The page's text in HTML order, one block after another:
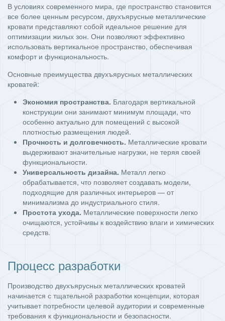
В условиях современного мира, где пространство становится
все более ценным ресурсом, двухъярусные металлические
кровати представляют собой идеальное решение для
оптимизации жилых зон. Они позволяют эффективно
использовать вертикальное пространство, обеспечивая
комфорт и функциональность.
Основные преимущества двухъярусных металлических
кроватей:
Экономия пространства. Благодаря вертикальной
конструкции они занимают минимум площади, что
особенно актуально для помещений с высокой
плотностью размещения людей.
Прочность и долговечность. Металлические кровати
выдерживают значительные нагрузки, не теряя своей
функциональности.
Универсальность дизайна. Металл легко
обрабатывается, что позволяет создавать модели,
подходящие для различных интерьеров — от
минимализма до индустриального стиля.
Простота ухода. Металлические поверхности легко
очищаются, устойчивы к воздействию влаги и химических
средств.
Процесс разработки
Производство двухъярусных металлических кроватей
начинается с тщательной разработки концепции, которая
учитывает потребности целевой аудитории и современные
требования к функциональности и безопасности.